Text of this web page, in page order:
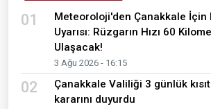
01
Meteoroloji'den Çanakkale İçin
Uyarısı: Rüzgarın Hızı 60
Ulaşacak!
3 Ağu 2026 - 16:15
02
Çanakkale Valiliği 3 günlük
kararını duyurdu